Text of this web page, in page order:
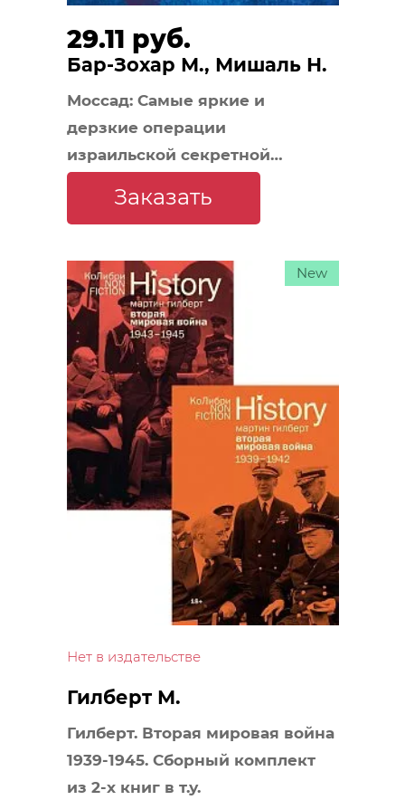
29.11 руб.
Бар-Зохар М., Мишаль Н.
Моссад: Самые яркие и
дерзкие операции
израильской секретной
Заказать
Нет в издательстве
Гилберт М.
Гилберт. Вторая мировая война
1939-1945. Сборный комплект
из 2-х книг в т.у.
New